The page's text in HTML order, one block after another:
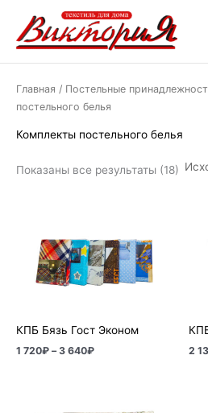
содержимому
Главная / Постельные
постельного белья
Комплекты постельного белья
Показаны все результаты (18)
КПБ Бязь Гост Эконом
1 720₽ – 3 640₽
720₽
–
3
640₽
2